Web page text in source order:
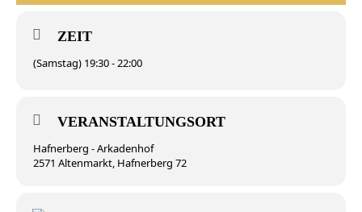
ZEIT
(Samstag) 19:30 - 22:00
VERANSTALTUNGSORT
Hafnerberg - Arkadenhof
2571 Altenmarkt, Hafnerberg 72